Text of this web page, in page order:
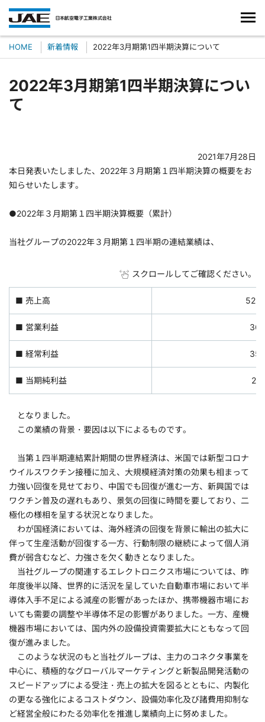
HOME 新着情報 2022年3月期第1四半期決算について
2022年3月期第1四半期決算につい
て
2021年7月28日
本日発表いたしました、2022年３月期第１四半期決算の概要をお
知らせいたします。
●2022年３月期第１四半期決算概要（累計）
当社グループの2022年３月期第１四半期の連結業績は、
スクロールしてご確認ください。
■ 売上高 525
■ 営業利益 36
■ 経常利益 35
■ 当期純利益 26
となりました。
この業績の背景・要因は以下によるものです。
当第１四半期連結累計期間の世界経済は、米国では新型コロナ
ウイルスワクチン接種に加え、大規模経済対策の効果も相まって
力強い回復を見せており、中国でも回復が進む一方、新興国では
ワクチン普及の遅れもあり、景気の回復に時間を要しており、二
極化の様相を呈する状況となりました。
わが国経済においては、海外経済の回復を背景に輸出の拡大に
伴って生産活動が回復する一方、行動制限の継続によって個人消
費が弱含むなど、力強さを欠く動きとなりました。
当社グループの関連するエレクトロニクス市場については、昨
年度後半以降、世界的に活況を呈していた自動車市場において半
導体入手不足による減産の影響があったほか、携帯機器市場にお
いても需要の調整や半導体不足の影響がありました。一方、産機
機器市場においては、国内外の設備投資需要拡大にともなって回
復が進みました。
このような状況のもと当社グループは、主力のコネクタ事業を
中心に、積極的なグローバルマーケティングと新製品開発活動の
スピードアップによる受注・売上の拡大を図るとともに、内製化
の更なる強化によるコストダウン、設備効率化及び諸費用抑制な
ど経営全般にわたる効率化を推進し業績向上に努めました。